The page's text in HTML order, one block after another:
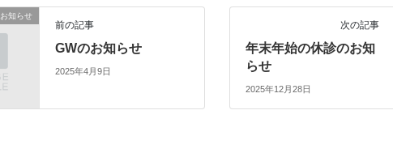
お知らせ
前の記事
GWのお知らせ
2025年4月9日
次の記事
年末年始の休診のお知
らせ
2025年12月28日